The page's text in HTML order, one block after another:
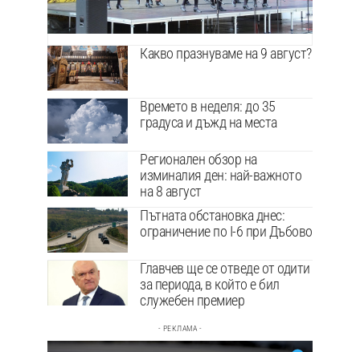
Какво празнуваме на 9 август?
Времето в неделя: до 35
градуса и дъжд на места
Регионален обзор на
изминалия ден: най-важното
на 8 август
Пътната обстановка днес:
ограничение по I-6 при Дъбово
Главчев ще се отведе от одити
за периода, в който е бил
служебен премиер
- РЕКЛАМА -